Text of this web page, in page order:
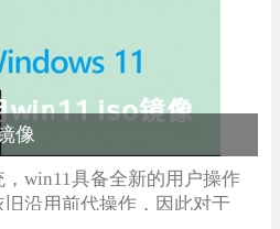
像
win11具备全新的用户操作
沿用前代操作，因此对于